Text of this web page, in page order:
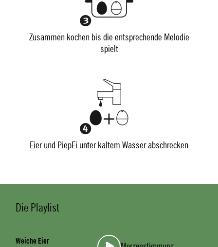
Zusammen kochen bis die entsprechende Melodie
spielt
Eier und PiepEi unter kaltem Wasser abschrecken
Die Playlist
Weiche Eier